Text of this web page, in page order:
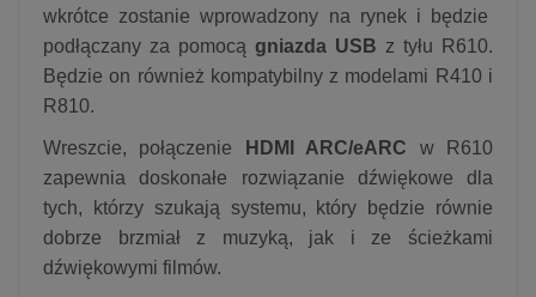
wkrótce zostanie wprowadzony na rynek i będzie
podłączany za pomocą gniazda USB z tyłu R610.
Będzie on również kompatybilny z modelami R410 i
R810.
Wreszcie, połączenie HDMI ARC/eARC w R610
zapewnia doskonałe rozwiązanie dźwiękowe dla
tych, którzy szukają systemu, który będzie równie
dobrze brzmiał z muzyką, jak i ze ścieżkami
dźwiękowymi filmów.